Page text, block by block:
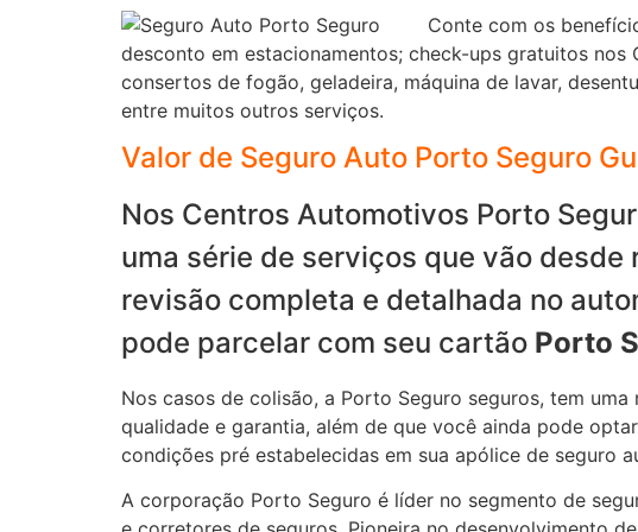
Conte com os
desconto em estacionamentos; check-ups gratuitos
consertos de fogão, geladeira, máquina de lavar,
entre muitos outros serviços.
Valor de Seguro Auto Porto Seguro
Nos Centros Automotivos Porto
uma série de serviços que vão
revisão completa e detalhada no
pode parcelar com seu cartão Porto
Nos casos de colisão, a Porto Seguro seguros, tem
qualidade e garantia, além de que você ainda pode
condições pré estabelecidas em sua apólice de seguro
A corporação Porto Seguro é líder no segmento de